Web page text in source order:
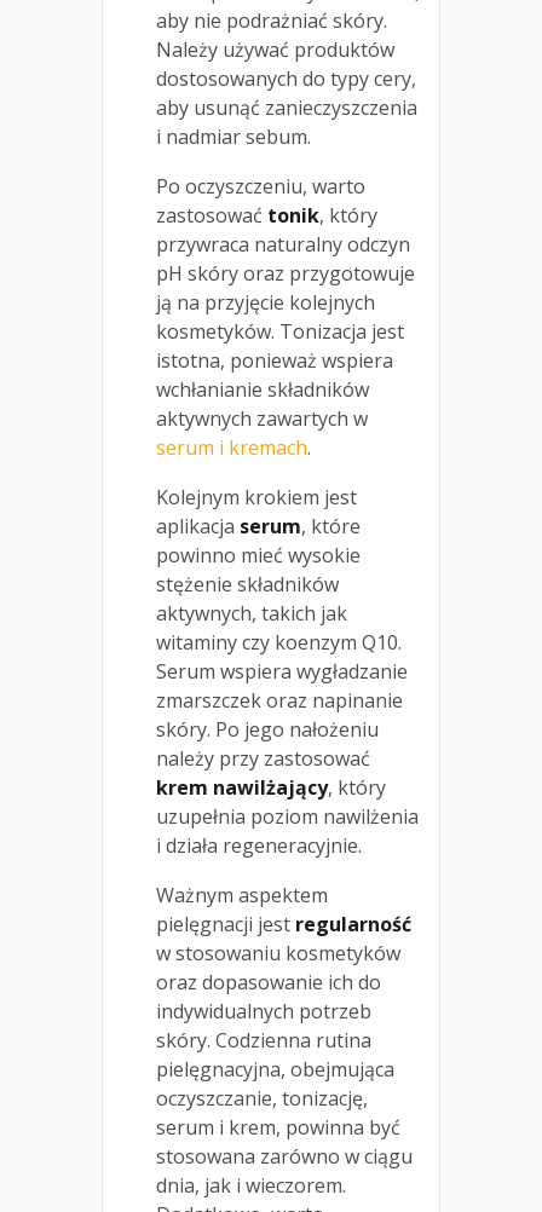
aby nie podrażniać skóry.
Należy używać produktów
dostosowanych do typy cery,
aby usunąć zanieczyszczenia
i nadmiar sebum.
Po oczyszczeniu, warto
zastosować tonik, który
przywraca naturalny odczyn
pH skóry oraz przygotowuje
ją na przyjęcie kolejnych
kosmetyków. Tonizacja jest
istotna, ponieważ wspiera
wchłanianie składników
aktywnych zawartych w
serum i kremach.
Kolejnym krokiem jest
aplikacja serum, które
powinno mieć wysokie
stężenie składników
aktywnych, takich jak
witaminy czy koenzym Q10.
Serum wspiera wygładzanie
zmarszczek oraz napinanie
skóry. Po jego nałożeniu
należy przy zastosować
krem nawilżający, który
uzupełnia poziom nawilżenia
i działa regeneracyjnie.
Ważnym aspektem
pielęgnacji jest regularność
w stosowaniu kosmetyków
oraz dopasowanie ich do
indywidualnych potrzeb
skóry. Codzienna rutina
pielęgnacyjna, obejmująca
oczyszczanie, tonizację,
serum i krem, powinna być
stosowana zarówno w ciągu
dnia, jak i wieczorem.